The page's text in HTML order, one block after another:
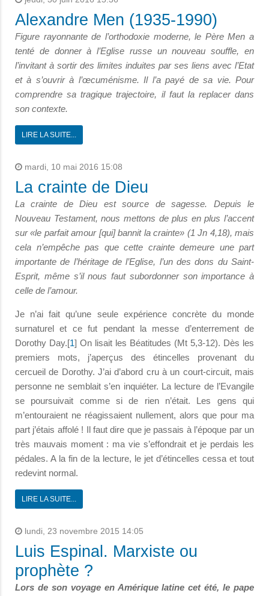
Alexandre Men (1935-1990)
Figure rayonnante de l’orthodoxie moderne, le Père Men a
tenté de donner à l’Eglise russe un nouveau souffle, en
l’invitant à sortir des limites induites par ses liens avec l’Etat
et à s’ouvrir à l’œcuménisme. Il l’a payé de sa vie. Pour
comprendre sa tragique trajectoire, il faut la replacer dans
son contexte.
LIRE LA SUITE...
mardi, 10 mai 2016 15:08
La crainte de Dieu
La crainte de Dieu est source de sagesse. Depuis le
Nouveau Testament, nous mettons de plus en plus l’accent
sur «le parfait amour [qui] bannit la crainte» (1 Jn 4,18), mais
cela n’empêche pas que cette crainte demeure une part
importante de l’héritage de l’Eglise, l’un des dons du Saint-
Esprit, même s’il nous faut subordonner son importance à
celle de l’amour.
Je n’ai fait qu’une seule expérience concrète du monde
surnaturel et ce fut pendant la messe d’enterrement de
Dorothy Day.[1] On lisait les Béatitudes (Mt 5,3-12). Dès les
premiers mots, j’aperçus des étincelles provenant du
cercueil de Dorothy. J’ai d’abord cru à un court-circuit, mais
personne ne semblait s’en inquiéter. La lecture de l’Evangile
se poursuivait comme si de rien n’était. Les gens qui
m’entouraient ne réagissaient nullement, alors que pour ma
part j’étais affolé ! Il faut dire que je passais à l’époque par un
très mauvais moment : ma vie s’effondrait et je perdais les
pédales. A la fin de la lecture, le jet d’étincelles cessa et tout
redevint normal.
LIRE LA SUITE...
lundi, 23 novembre 2015 14:05
Luis Espinal. Marxiste ou
prophète ?
Lors de son voyage en Amérique latine cet été, le pape